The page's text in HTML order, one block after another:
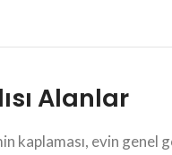
Alanlar
kaplaması, evin genel